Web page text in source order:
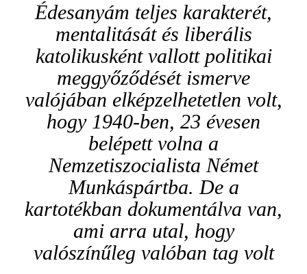
Édesanyám teljes karakterét,
mentalitását és liberális
katolikusként vallott politikai
meggyőződését ismerve
valójában elképzelhetetlen volt,
hogy 1940-ben, 23 évesen
belépett volna a
Nemzetiszocialista Német
Munkáspártba. De a
kartotékban dokumentálva van,
ami arra utal, hogy
valószínűleg valóban tag volt